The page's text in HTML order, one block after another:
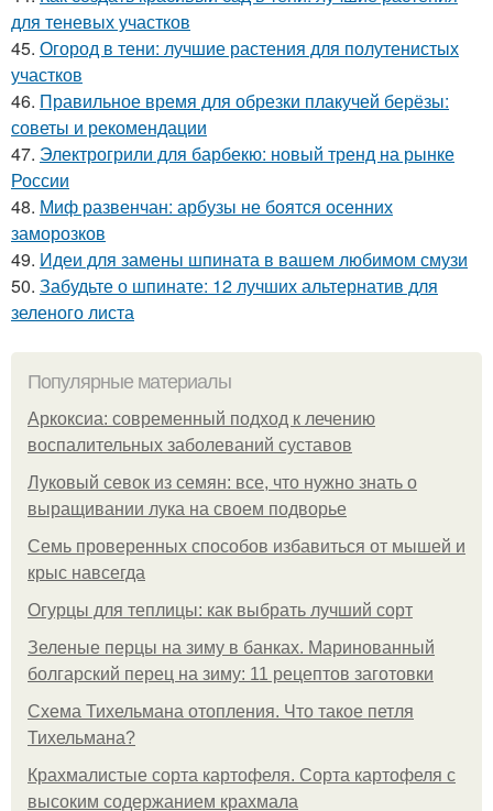
для теневых участков
45. Огород в тени: лучшие растения для полутенистых
участков
46. Правильное время для обрезки плакучей берёзы:
советы и рекомендации
47. Электрогрили для барбекю: новый тренд на рынке
России
48. Миф развенчан: арбузы не боятся осенних
заморозков
49. Идеи для замены шпината в вашем любимом смузи
50. Забудьте о шпинате: 12 лучших альтернатив для
зеленого листа
Популярные материалы
Аркоксиа: современный подход к лечению
воспалительных заболеваний суставов
Луковый севок из семян: все, что нужно знать о
выращивании лука на своем подворье
Семь проверенных способов избавиться от мышей и
крыс навсегда
Огурцы для теплицы: как выбрать лучший сорт
Зеленые перцы на зиму в банках. Маринованный
болгарский перец на зиму: 11 рецептов заготовки
Схема Тихельмана отопления. Что такое петля
Тихельмана?
Крахмалистые сорта картофеля. Сорта картофеля с
высоким содержанием крахмала